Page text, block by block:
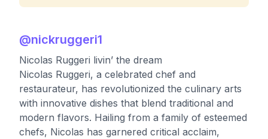
@nickruggeri1
Nicolas Ruggeri livin’ the dream
Nicolas Ruggeri, a celebrated chef and
restaurateur, has revolutionized the culinary arts
with innovative dishes that blend traditional and
modern flavors. Hailing from a family of esteemed
chefs, Nicolas has garnered critical acclaim,